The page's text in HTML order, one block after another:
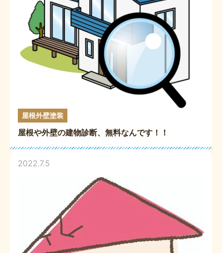
屋根外壁塗装
屋根や外壁の建物診断、無料なんです！！
2022.7.5